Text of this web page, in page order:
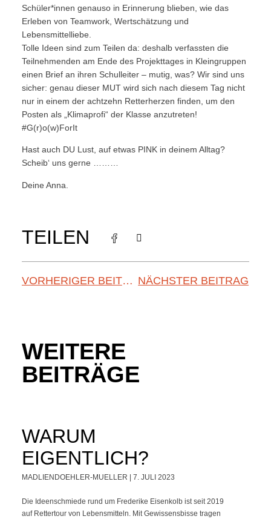
Schüler*innen genauso in Erinnerung blieben, wie das
Erleben von Teamwork, Wertschätzung und
Lebensmittelliebe.
Tolle Ideen sind zum Teilen da: deshalb verfassten die
Teilnehmenden am Ende des Projekttages in Kleingruppen
einen Brief an ihren Schulleiter – mutig, was? Wir sind uns
sicher: genau dieser MUT wird sich nach diesem Tag nicht
nur in einem der achtzehn Retterherzen finden, um den
Posten als „Klimaprofi“ der Klasse anzutreten!
#G(r)o(w)ForIt
Hast auch DU Lust, auf etwas PINK in deinem Alltag?
Scheib‘ uns gerne ………
Deine Anna.
TEILEN
VORHERIGER BEITRAG NÄCHSTER BEITRAG
WEITERE
BEITRÄGE
WARUM
EIGENTLICH?
MADLIENDOEHLER-MUELLER 7. JULI 2023
Die Ideenschmiede rund um Frederike Eisenkolb ist seit 2019
auf Rettertour von Lebensmitteln. Mit Gewissensbisse tragen